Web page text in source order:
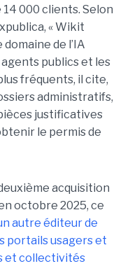
14 000 clients. Selon
« Wikit
de l’IA
publics et les
fréquents, il cite,
administratifs,
justificatives
le permis de
acquisition
octobre 2025, ce
autre éditeur de
portails usagers et
et collectivités